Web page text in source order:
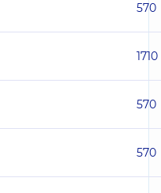
570
1710
570
570